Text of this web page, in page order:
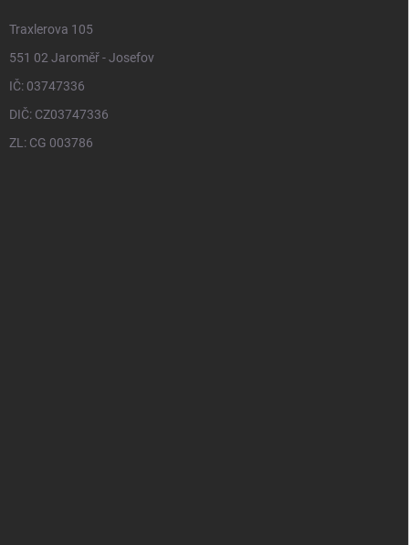
Traxlerova 105
551 02 Jaroměř - Josefov
IČ: 03747336
DIČ: CZ03747336
ZL: CG 003786